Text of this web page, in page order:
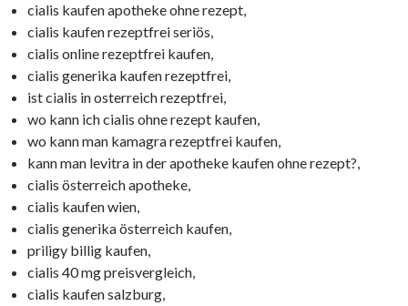
cialis kaufen apotheke ohne rezept,
cialis kaufen rezeptfrei seriös,
cialis online rezeptfrei kaufen,
cialis generika kaufen rezeptfrei,
ist cialis in osterreich rezeptfrei,
wo kann ich cialis ohne rezept kaufen,
wo kann man kamagra rezeptfrei kaufen,
kann man levitra in der apotheke kaufen ohne rezept?,
cialis österreich apotheke,
cialis kaufen wien,
cialis generika österreich kaufen,
priligy billig kaufen,
cialis 40 mg preisvergleich,
cialis kaufen salzburg,